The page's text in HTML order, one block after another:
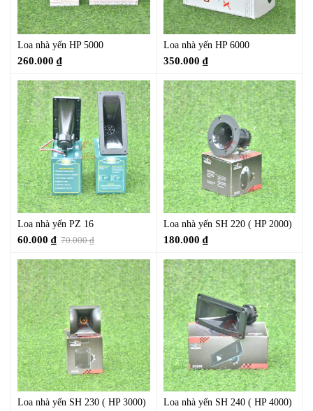
Loa nhà yến HP 5000
260.000 ₫
Loa nhà yến HP 6000
350.000 ₫
Loa nhà yến PZ 16
70.000₫
60.000 ₫
Loa nhà yến SH 220 ( HP 2000)
180.000 ₫
Loa nhà yến SH 230 ( HP 3000) Loa nhà yến SH 240 ( HP 4000)